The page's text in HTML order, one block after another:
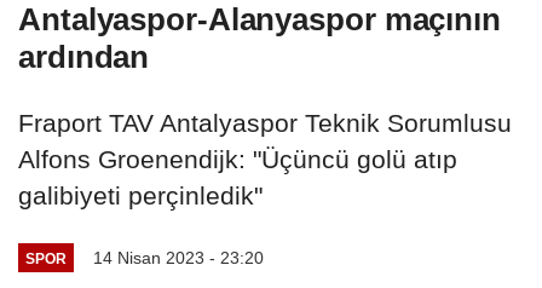
Antalyaspor-Alanyaspor maçının
ardından
Fraport TAV Antalyaspor Teknik Sorumlusu
Alfons Groenendijk: "Üçüncü golü atıp
galibiyeti perçinledik"
SPOR 14 Nisan 2023 - 23:20